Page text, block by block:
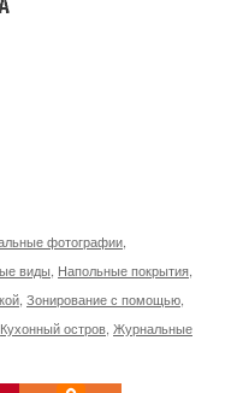
фотографии
виды Напольные покрытия
Зонирование с помощью
Кухонный остров Журнальные